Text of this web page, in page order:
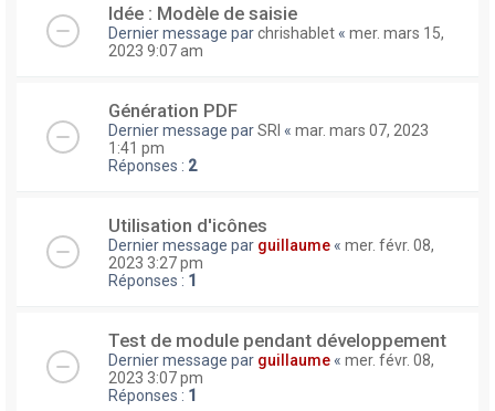
Idée : Modèle de saisie
Dernier message parchrishablet « mer. mars 15,
2023 9:07 am
Génération PDF
Dernier message parSRI « mar. mars 07, 2023
1:41 pm
Réponses : 2
Utilisation d'icônes
Dernier message par guillaume « mer. févr. 08,
2023 3:27 pm
Réponses : 1
Test de module pendant développement
Dernier message par guillaume « mer. févr. 08,
2023 3:07 pm
Réponses : 1